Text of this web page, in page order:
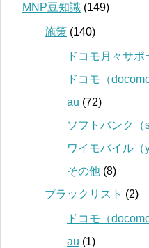
MNP豆知識 (149)
施策 (140)
ドコモ月々サポ
ドコモ（docomo
au (72)
ソフトバンク（
ワイモバイル（
その他 (8)
ブラックリスト (2)
ドコモ（docomo
au (1)